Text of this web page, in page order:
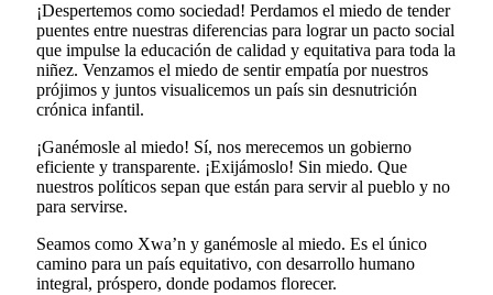
¡Despertemos como sociedad! Perdamos el miedo de tender
puentes entre nuestras diferencias para lograr un pacto social
que impulse la educación de calidad y equitativa para toda la
niñez. Venzamos el miedo de sentir empatía por nuestros
prójimos y juntos visualicemos un país sin desnutrición
crónica infantil.
¡Ganémosle al miedo! Sí, nos merecemos un gobierno
eficiente y transparente. ¡Exijámoslo! Sin miedo. Que
nuestros políticos sepan que están para servir al pueblo y no
para servirse.
Seamos como Xwa’n y ganémosle al miedo. Es el único
camino para un país equitativo, con desarrollo humano
integral, próspero, donde podamos florecer.